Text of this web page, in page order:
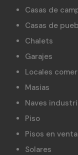
Casas de
Casas de
Chalets
Garajes
Locales
Masias
Naves
Piso
Pisos en
Solares